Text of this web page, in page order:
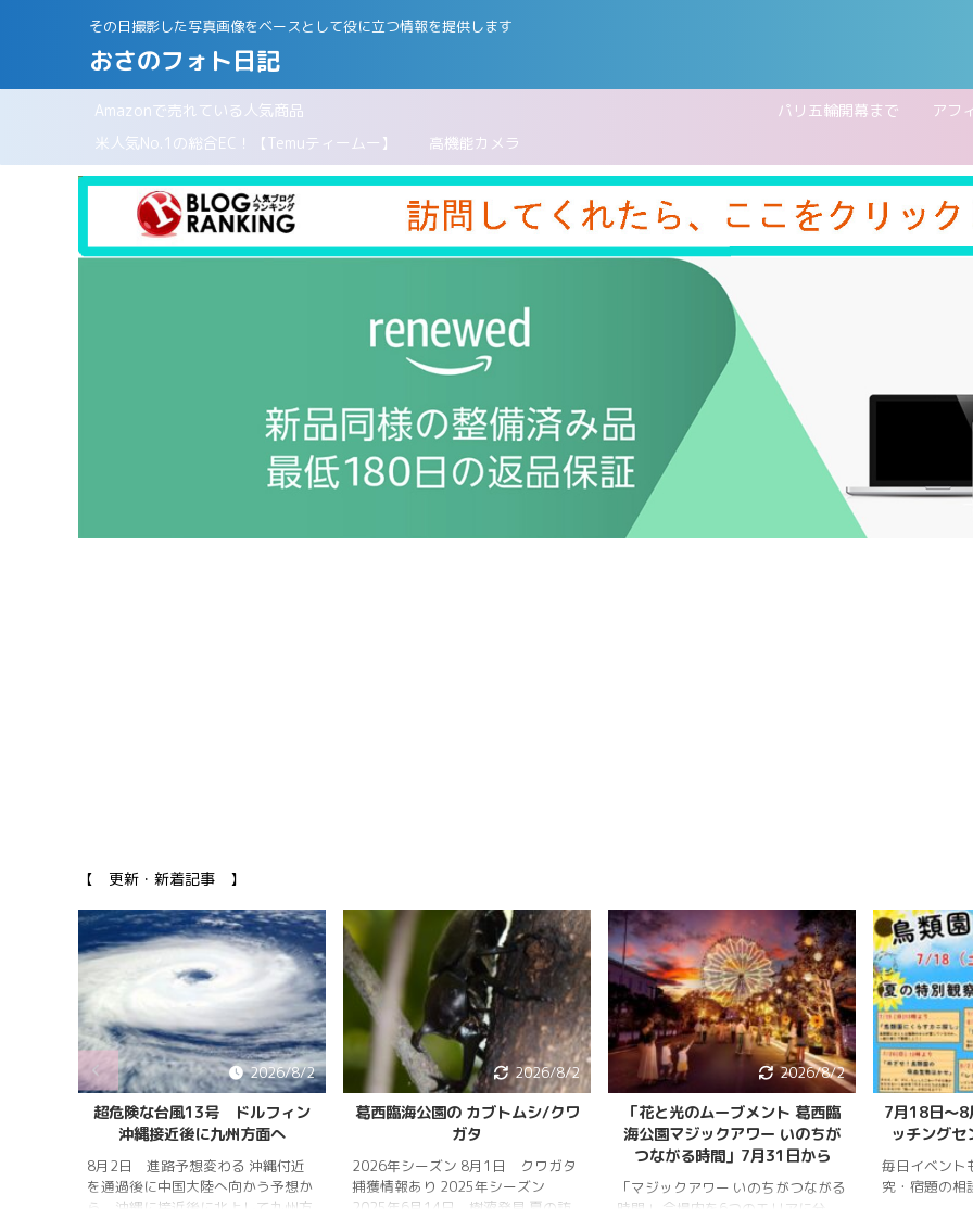
その日撮影した写真画像をベースとして役に立つ情報を提供します
おさのフォト日記
Amazonで売れている人気商品 パリ五輪開幕まで
アフ
米人気No.1の総合EC！【Temuティームー】
高機能カメラ
【 更新・新着記事 】
2026/8/2
超危険な台風13号 ドルフィン
沖縄接近後に九州方面へ
8月2日 進路予想変わる 沖縄付近
を通過後に中国大陸へ向かう予想か
ら、沖縄に接近後に北上して九州方
2026/8/2
葛西臨海公園の カブトムシ/クワ
ガタ
2026年シーズン 8月1日 クワガタ
捕獲情報あり 2025年シーズン
2025年6月14日 樹液発見 夏の訪
2026/8/2
「花と光のムーブメント 葛西臨
海公園マジックアワー いのちが
つながる時間」7月31日から
「マジックアワー いのちがつながる
時間」 会場内を6つのエリアに分
7月18日〜
ッチング
毎日イベン
究・宿題の相